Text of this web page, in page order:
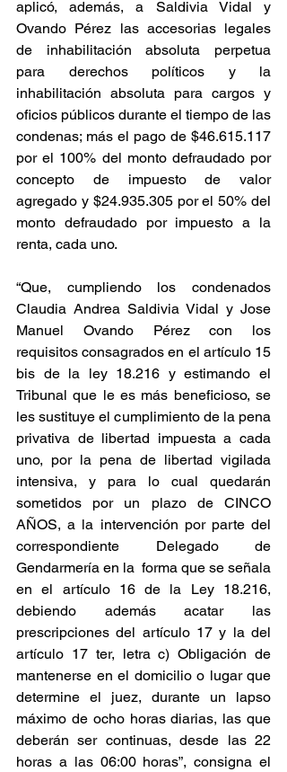
aplicó, además, a Saldivia Vidal y
Ovando Pérez las accesorias legales
de inhabilitación absoluta perpetua
para derechos políticos y la
inhabilitación absoluta para cargos y
oficios públicos durante el tiempo de las
condenas; más el pago de $46.615.117
por el 100% del monto defraudado por
concepto de impuesto de valor
agregado y $24.935.305 por el 50% del
monto defraudado por impuesto a la
renta, cada uno.
“Que, cumpliendo los condenados
Claudia Andrea Saldivia Vidal y Jose
Manuel Ovando Pérez con los
requisitos consagrados en el artículo 15
bis de la ley 18.216 y estimando el
Tribunal que le es más beneficioso, se
les sustituye el cumplimiento de la pena
privativa de libertad impuesta a cada
uno, por la pena de libertad vigilada
intensiva, y para lo cual quedarán
sometidos por un plazo de CINCO
AÑOS, a la intervención por parte del
correspondiente Delegado de
Gendarmería en la  forma que se señala
en el artículo 16 de la Ley 18.216,
debiendo además acatar las
prescripciones del artículo 17 y la del
artículo 17 ter, letra c) Obligación de
mantenerse en el domicilio o lugar que
determine el juez, durante un lapso
máximo de ocho horas diarias, las que
deberán ser continuas, desde las 22
horas a las 06:00 horas”, consigna el